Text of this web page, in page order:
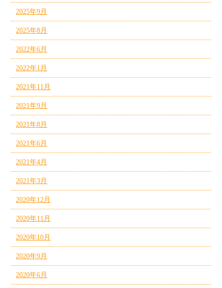
2025年9月
2025年8月
2022年6月
2022年1月
2021年11月
2021年9月
2021年8月
2021年6月
2021年4月
2021年3月
2020年12月
2020年11月
2020年10月
2020年9月
2020年6月